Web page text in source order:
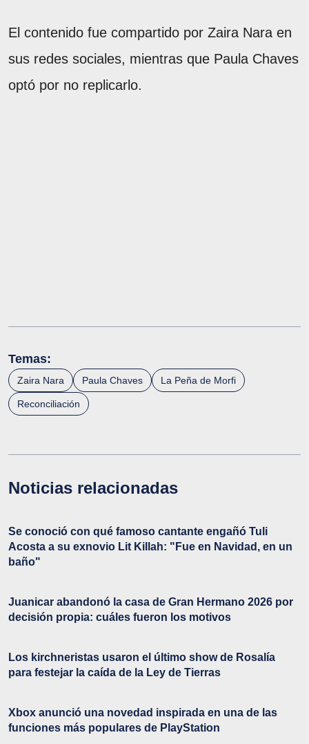
El contenido fue compartido por Zaira Nara en
sus redes sociales, mientras que Paula Chaves
optó por no replicarlo.
Temas:
Zaira Nara Paula Chaves La Peña de Morfi
Reconciliación
Noticias relacionadas
Se conoció con qué famoso cantante engañó Tuli
Acosta a su exnovio Lit Killah: "Fue en Navidad, en un
baño"
Juanicar abandonó la casa de Gran Hermano 2026 por
decisión propia: cuáles fueron los motivos
Los kirchneristas usaron el último show de Rosalía
para festejar la caída de la Ley de Tierras
Xbox anunció una novedad inspirada en una de las
funciones más populares de PlayStation